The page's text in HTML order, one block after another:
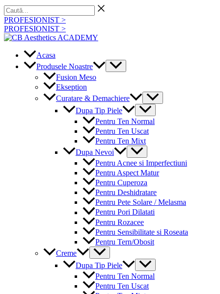
Skip
to
content
Caută...
PROFESIONIST >
PROFESIONIST >
Acasa
Produsele Noastre
Menu
Toggle
Fusion Meso
Ekseption
Curatare & Demachiere
Menu
Toggle
Dupa Tip Piele
Menu
Toggle
Pentru Ten Normal
Pentru Ten Uscat
Pentru Ten Mixt
Dupa Nevoi
Menu
Toggle
Pentru Acnee si Imperfectiuni
Pentru Aspect Matur
Pentru Cuperoza
Pentru Deshidratare
Pentru Pete Solare / Melasma
Pentru Pori Dilatati
Pentru Rozacee
Pentru Sensibilitate si Roseata
Pentru Tern/Obosit
Creme
Menu
Toggle
Dupa Tip Piele
Menu
Toggle
Pentru Ten Normal
Pentru Ten Uscat